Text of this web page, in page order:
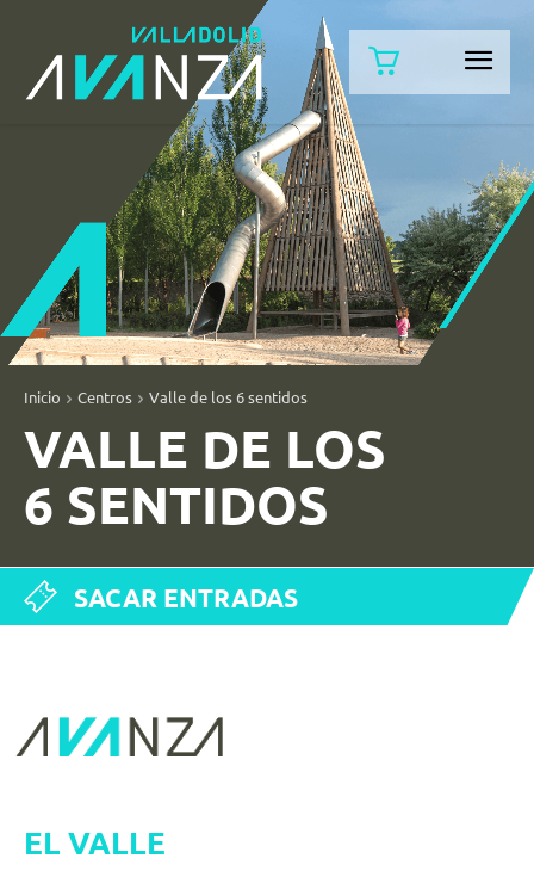
Inicio Centros Valle de los 6 sentidos
VALLE DE LOS
6 SENTIDOS
SACAR ENTRADAS
EL VALLE